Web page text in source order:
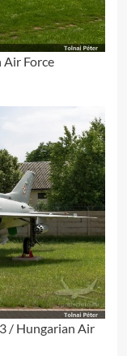
Force
/ Hungarian Air